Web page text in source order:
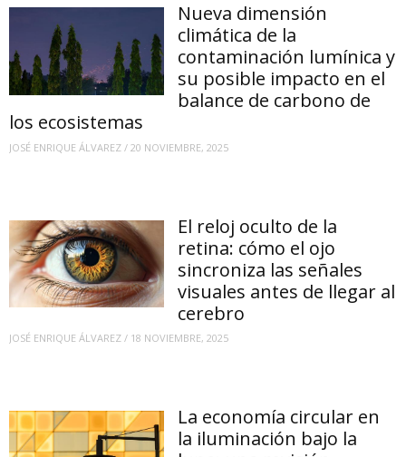
Nueva dimensión
climática de la
contaminación lumínica y
su posible impacto en el
balance de carbono de
los ecosistemas
JOSÉ ENRIQUE ÁLVAREZ / 20 NOVIEMBRE, 2025
El reloj oculto de la
retina: cómo el ojo
sincroniza las señales
visuales antes de llegar al
cerebro
JOSÉ ENRIQUE ÁLVAREZ / 18 NOVIEMBRE, 2025
La economía circular en
la iluminación bajo la